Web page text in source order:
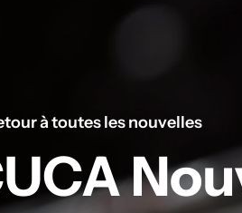
à toutes les nouvelles